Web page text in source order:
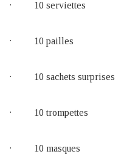
· 10 serviettes
· 10 pailles
· 10 sachets surprises
· 10 trompettes
· 10 masques